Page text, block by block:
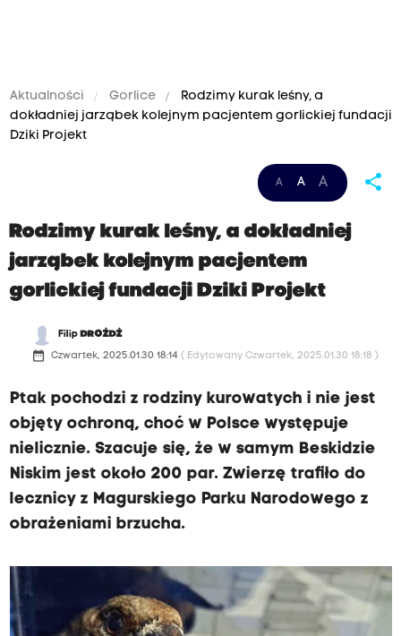
Aktualności Gorlice
Rodzimy kurak leśny, a
dokładniej jarząbek kolejnym pacjentem gorlickiej fundacji
Dziki Projekt
A A A share
Rodzimy kurak leśny, a dokładniej
jarząbek kolejnym pacjentem
gorlickiej fundacji Dziki Projekt
Filip DROŻDŻ
date_range Czwartek, 2025.01.30 18:14 ( Edytowany Czwartek, 2025.01.30 18:18 )
Ptak pochodzi z rodziny kurowatych i nie jest
objęty ochroną, choć w Polsce występuje
nielicznie. Szacuje się, że w samym Beskidzie
Niskim jest około 200 par. Zwierzę trafiło do
lecznicy z Magurskiego Parku Narodowego z
obrażeniami brzucha.